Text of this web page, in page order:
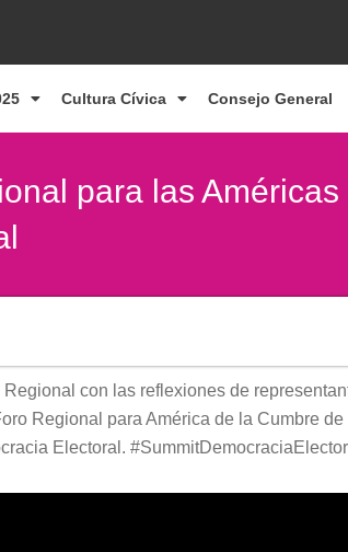
Cultura Cívica Consejo General
para las
con las reflexiones de
Regional para América de la Cumbre
Electoral.